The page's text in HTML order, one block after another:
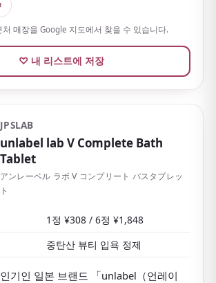
낼 수 있습니다.
하루의 마무리, 나를 위한 보상
가지 향을 시험할 수 있는 어소트 세트도
매장을 Google 지도에서 찾을 수 있습니다.
♡ 내 리스트에 저장
JPSLAB
unlabel lab V Complete Bath
Tablet
アンレーベル ラボ V コンプリート バスタブレッ
ト
1정 ¥308 / 6정 ¥1,848
중탄산 뷰티 입욕 정제
기인 일본 브랜드 「unlabel（언레이